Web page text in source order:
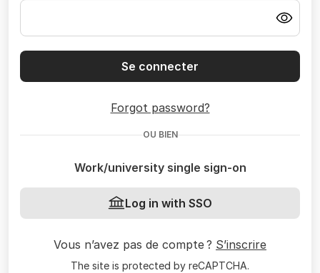
Se connecter
Forgot password?
OU BIEN
Work/university single sign-on
Log in with SSO
Vous n’avez pas de compte ? S’inscrire
The site is protected by reCAPTCHA.